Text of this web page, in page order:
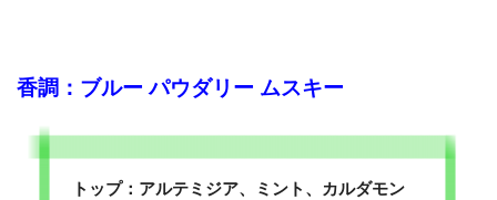
香調：ブルー パウダリー ムスキー
トップ：アルテミジア、ミント、カルダモン